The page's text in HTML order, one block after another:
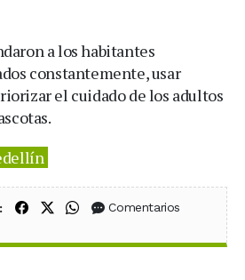
a los habitantes
constantemente, usar
el cuidado de los adultos
Compartir en Facebook
Compartir en X (Twitter)
Compartir en WhatsApp
Comentarios